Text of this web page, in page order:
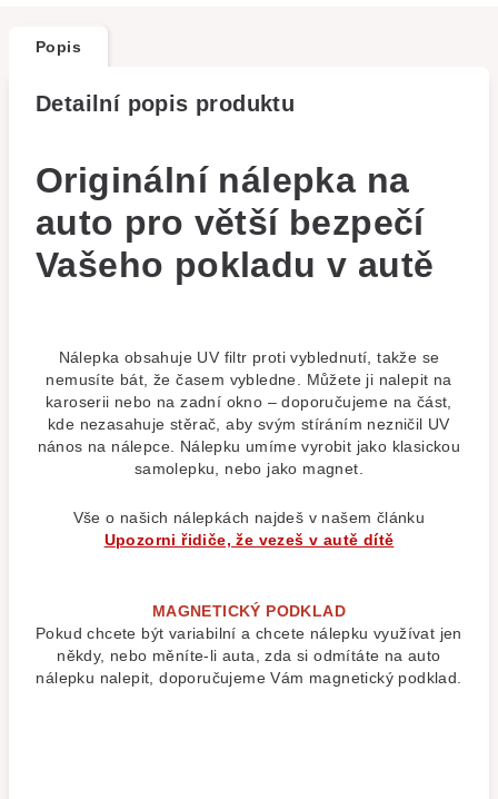
Popis
Detailní popis produktu
Originální nálepka na
auto pro větší bezpečí
Vašeho pokladu v autě
Nálepka obsahuje UV filtr proti vyblednutí, takže se
nemusíte bát, že časem vybledne. Můžete ji nalepit na
karoserii nebo na zadní okno – doporučujeme na část,
kde nezasahuje stěrač, aby svým stíráním nezničil UV
nános na nálepce. Nálepku umíme vyrobit jako klasickou
samolepku, nebo jako magnet.
Vše o našich nálepkách najdeš v našem článku
Upozorni řidiče, že vezeš v autě dítě
MAGNETICKÝ PODKLAD
Pokud chcete být variabilní a chcete nálepku využívat jen
někdy, nebo měníte-li auta, zda si odmítáte na auto
nálepku nalepit, doporučujeme Vám magnetický podklad.